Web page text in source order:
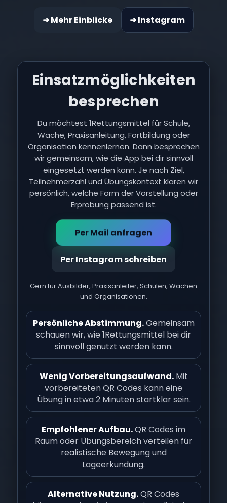
➜ Mehr Einblicke ➜ Instagram
Einsatzmöglichkeiten
besprechen
Du möchtest 1Rettungsmittel für Schule,
Wache, Praxisanleitung, Fortbildung oder
Organisation kennenlernen. Dann besprechen
wir gemeinsam, wie die App bei dir sinnvoll
eingesetzt werden kann. Je nach Ziel,
Teilnehmerzahl und Übungskontext klären wir
persönlich, welche Form der Vorstellung oder
Erprobung passend ist.
Per Mail anfragen
Per Instagram schreiben
Gern für Ausbilder, Praxisanleiter, Schulen, Wachen
und Organisationen.
Persönliche Abstimmung.Gemeinsam
schauen wir, wie 1Rettungsmittel bei dir
sinnvoll genutzt werden kann.
Wenig Vorbereitungsaufwand.Mit
vorbereiteten QR Codes kann eine
Übung in etwa 2 Minuten startklar sein.
Empfohlener Aufbau.QR Codes im
Raum oder Übungsbereich verteilen für
realistische Bewegung und
Lageerkundung.
Alternative Nutzung.QR Codes